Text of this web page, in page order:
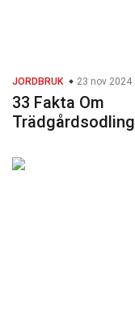
JORDBRUK 23 nov 2024
33 Fakta Om
Trädgårdsodling